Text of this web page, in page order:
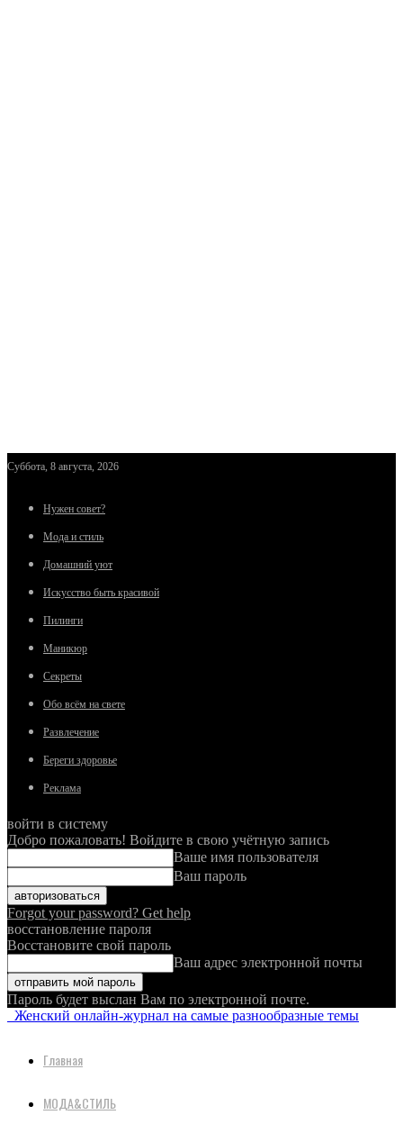
Суббота, 8 августа, 2026
Нужен совет?
Мода и стиль
Домашний уют
Искусство быть красивой
Пилинги
Маникюр
Секреты
Обо всём на свете
Развлечение
Береги здоровье
Реклама
войти в систему
Добро пожаловать! Войдите в свою учётную запись
Ваше имя пользователя
Ваш пароль
Forgot your password? Get help
восстановление пароля
Восстановите свой пароль
Ваш адрес электронной почты
Пароль будет выслан Вам по электронной почте.
Женский онлайн-журнал на самые разнообразные темы
Главная
МОДА&СТИЛЬ